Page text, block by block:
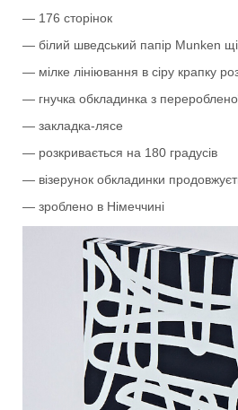
— 176 сторінок
— білий шведський папір Munken
— мілке лініювання в сіру крапку
— гнучка обкладинка з
— закладка-лясе
— розкривається на 180 градусів
— візерунок обкладинки
— зроблено в Німеччині